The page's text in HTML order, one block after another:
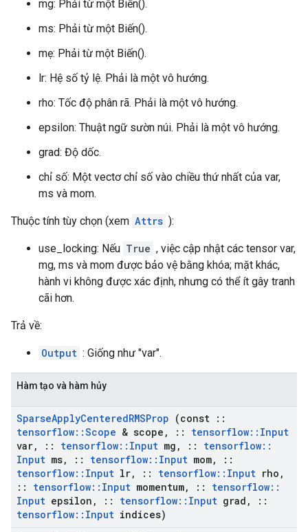
mg: Phải từ một Biến().
ms: Phải từ một Biến().
mẹ: Phải từ một Biến().
lr: Hệ số tỷ lệ. Phải là một vô hướng.
rho: Tốc độ phân rã. Phải là một vô hướng.
epsilon: Thuật ngữ sườn núi. Phải là một vô hướng.
grad: Độ dốc.
chỉ số: Một vectơ chỉ số vào chiều thứ nhất của var,
ms và mom.
Thuộc tính tùy chọn (xem Attrs ):
use_locking: Nếu True , việc cập nhật các tensor var,
mg, ms và mom được bảo vệ bằng khóa; mặt khác,
hành vi không được xác định, nhưng có thể ít gây tranh
cãi hơn.
Trả về:
Output : Giống như "var".
Hàm tạo và hàm hủy
SparseApplyCenteredRMSProp (const ::
tensorflow::Scope & scope , :: tensorflow:: Input
var, :: tensorflow:: Input mg , :: tensorflow::
Input ms, :: tensorflow:: Input mom,
::
tensorflow:: Input lr, :: tensorflow:: Input rho ,
::
tensorflow:: Input momentum, :: tensorflow::
Input epsilon , :: tensorflow:: Input grad ,
::
tensorflow:: Input indices)